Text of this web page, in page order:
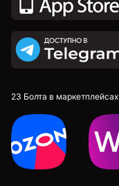
По дереву
С полной резьбой
3 мм
23 Болта в маркетплейсах